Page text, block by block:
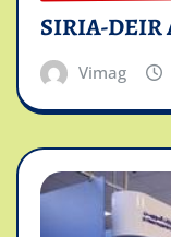
SIRIA-DEIR
Vimag